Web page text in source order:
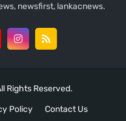
newsfirst, lankacnews.
Rights Reserved.
Policy Contact Us